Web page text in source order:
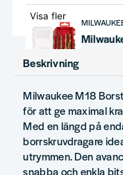
Visa fler
Beskrivning
Milwaukee M18
för att ge maximal
Med en längd på
borrskruvdragare
utrymmen. Den
snabba och enkla